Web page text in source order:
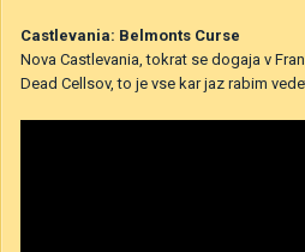
Castlevania: Belmonts Curse
Nova Castlevania, tokrat se dogaja v
Dead Cellsov, to je vse kar jaz rabim